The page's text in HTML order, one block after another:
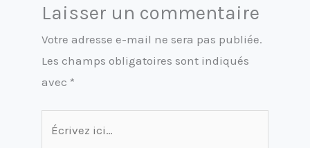
Laisser un commentaire
Votre adresse e-mail ne sera pas publiée.
Les champs obligatoires sont indiqués
avec *